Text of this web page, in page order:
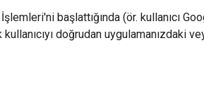
başlattığında (ör. kullanıcı
kullanıcıyı doğrudan